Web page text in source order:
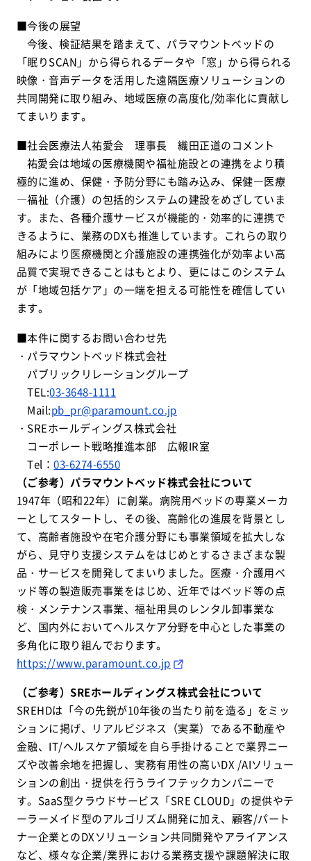
■今後の展望
今後、検証結果を踏まえて、パラマウントベッドの
「眠りSCAN」から得られるデータや「窓」から得られる
映像・音声データを活用した遠隔医療ソリューションの
共同開発に取り組み、地域医療の高度化/効率化に貢献し
てまいります。
■社会医療法人祐愛会 理事長 織田正道のコメント
祐愛会は地域の医療機関や福祉施設との連携をより積
極的に進め、保健・予防分野にも踏み込み、保健―医療
―福祉（介護）の包括的システムの建設をめざしていま
す。また、各種介護サービスが機能的・効率的に連携で
きるように、業務のDXも推進しています。これらの取り
組みにより医療機関と介護施設の連携強化が効率よい高
品質で実現できることはもとより、更にはこのシステム
が「地域包括ケア」の一端を担える可能性を確信してい
ます。
■本件に関するお問い合わせ先
・ パラマウントベッド株式会社
パブリックリレーショングループ
TEL:03-3648-1111
Mail:pb_pr@paramount.co.jp
・ SREホールディングス株式会社
コーポレート戦略推進本部 広報IR室
Tel：03-6274-6550
（ご参考）パラマウントベッド株式会社について
1947年（昭和22年）に創業。病院用ベッドの専業メーカ
ーとしてスタートし、その後、高齢化の進展を背景とし
て、高齢者施設や在宅介護分野にも事業領域を拡大しな
がら、見守り支援システムをはじめとするさまざまな製
品・サービスを開発してまいりました。医療・介護用ベ
ッド等の製造販売事業をはじめ、近年ではベッド等の点
検・メンテナンス事業、福祉用具のレンタル卸事業な
ど、国内外においてヘルスケア分野を中心とした事業の
多角化に取り組んでおります。
https://www.paramount.co.jp
（ご参考）SREホールディングス株式会社について
SREHDは「今の先鋭が10年後の当たり前を造る」をミッ
ションに掲げ、リアルビジネス（実業）である不動産や
金融、IT/ヘルスケア領域を自ら手掛けることで業界ニー
ズや改善余地を把握し、実務有用性の高いDX /AIソリュー
ションの創出・提供を行うライフテックカンパニーで
す。SaaS型クラウドサービス「SRE CLOUD」の提供やテ
ーラーメイド型のアルゴリズム開発に加え、顧客/パート
ナー企業とのDXソリューション共同開発やアライアンス
など、様々な企業/業界における業務支援や課題解決に取